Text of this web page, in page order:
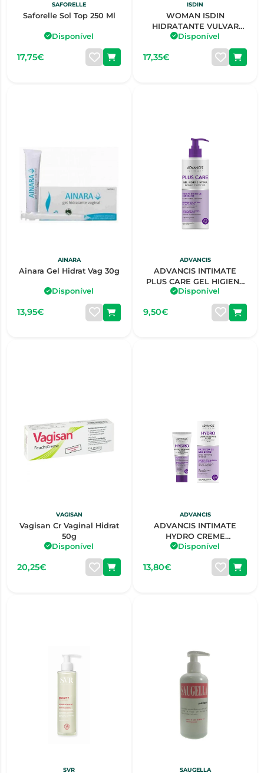
SAFORELLE
Saforelle Sol Top 250 Ml
Disponível
17,75€
ISDIN
WOMAN ISDIN
HIDRATANTE VULVAR
30G
Disponível
17,35€
AINARA
Ainara Gel Hidrat Vag 30g
Disponível
13,95€
ADVANCIS
ADVANCIS INTIMATE
PLUS CARE GEL HIGIENE
ÍNTIMA 250ML
Disponível
9,50€
VAGISAN
Vagisan Cr Vaginal Hidrat
50g
Disponível
20,25€
ADVANCIS
ADVANCIS INTIMATE
HYDRO CREME
HIDRATANTE VULVAR
Disponível
13,80€
SVR SAUGELLA